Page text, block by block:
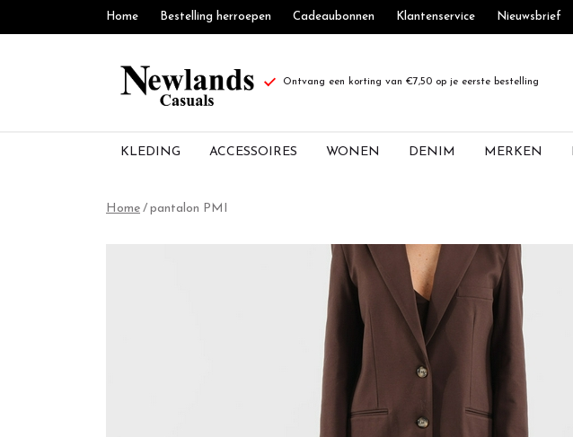
Home Bestelling herroepen Cadeaubonnen Klantenservice Nieuwsbrief
Ontvang een korting van €7,50 op je eerste bestelling
KLEDING ACCESSOIRES WONEN DENIM MERKEN
pantalon
Home pantalon PMI